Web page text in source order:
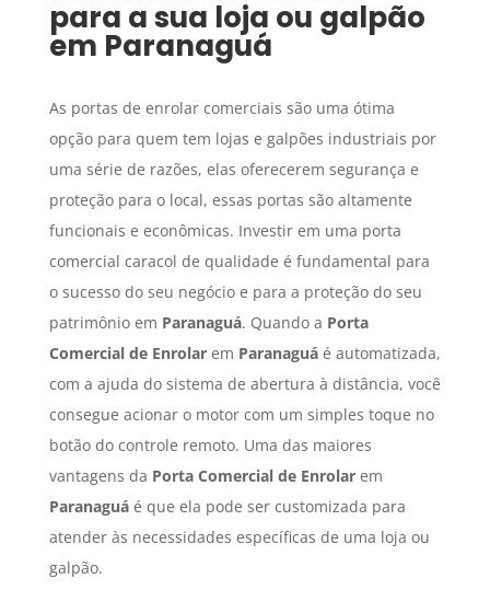
para a sua loja ou galpão
em Paranaguá
As portas de enrolar comerciais são uma ótima
opção para quem tem lojas e galpões industriais por
uma série de razões, elas oferecerem segurança e
proteção para o local, essas portas são altamente
funcionais e econômicas. Investir em uma porta
comercial caracol de qualidade é fundamental para
o sucesso do seu negócio e para a proteção do seu
patrimônio em Paranaguá. Quando a Porta
Comercial de Enrolarem Paranaguáé automatizada,
com a ajuda do sistema de abertura à distância, você
consegue acionar o motor com um simples toque no
botão do controle remoto. Uma das maiores
vantagens da Porta Comercial de Enrolarem
Paranaguáé que ela pode ser customizada para
atender às necessidades específicas de uma loja ou
galpão.